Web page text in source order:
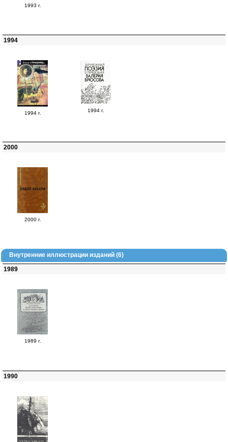
1993 г.
1994
1994 г. 1994 г.
2000
2000 г.
Внутренние иллюстрации изданий (6)
1989
1989 г.
1990